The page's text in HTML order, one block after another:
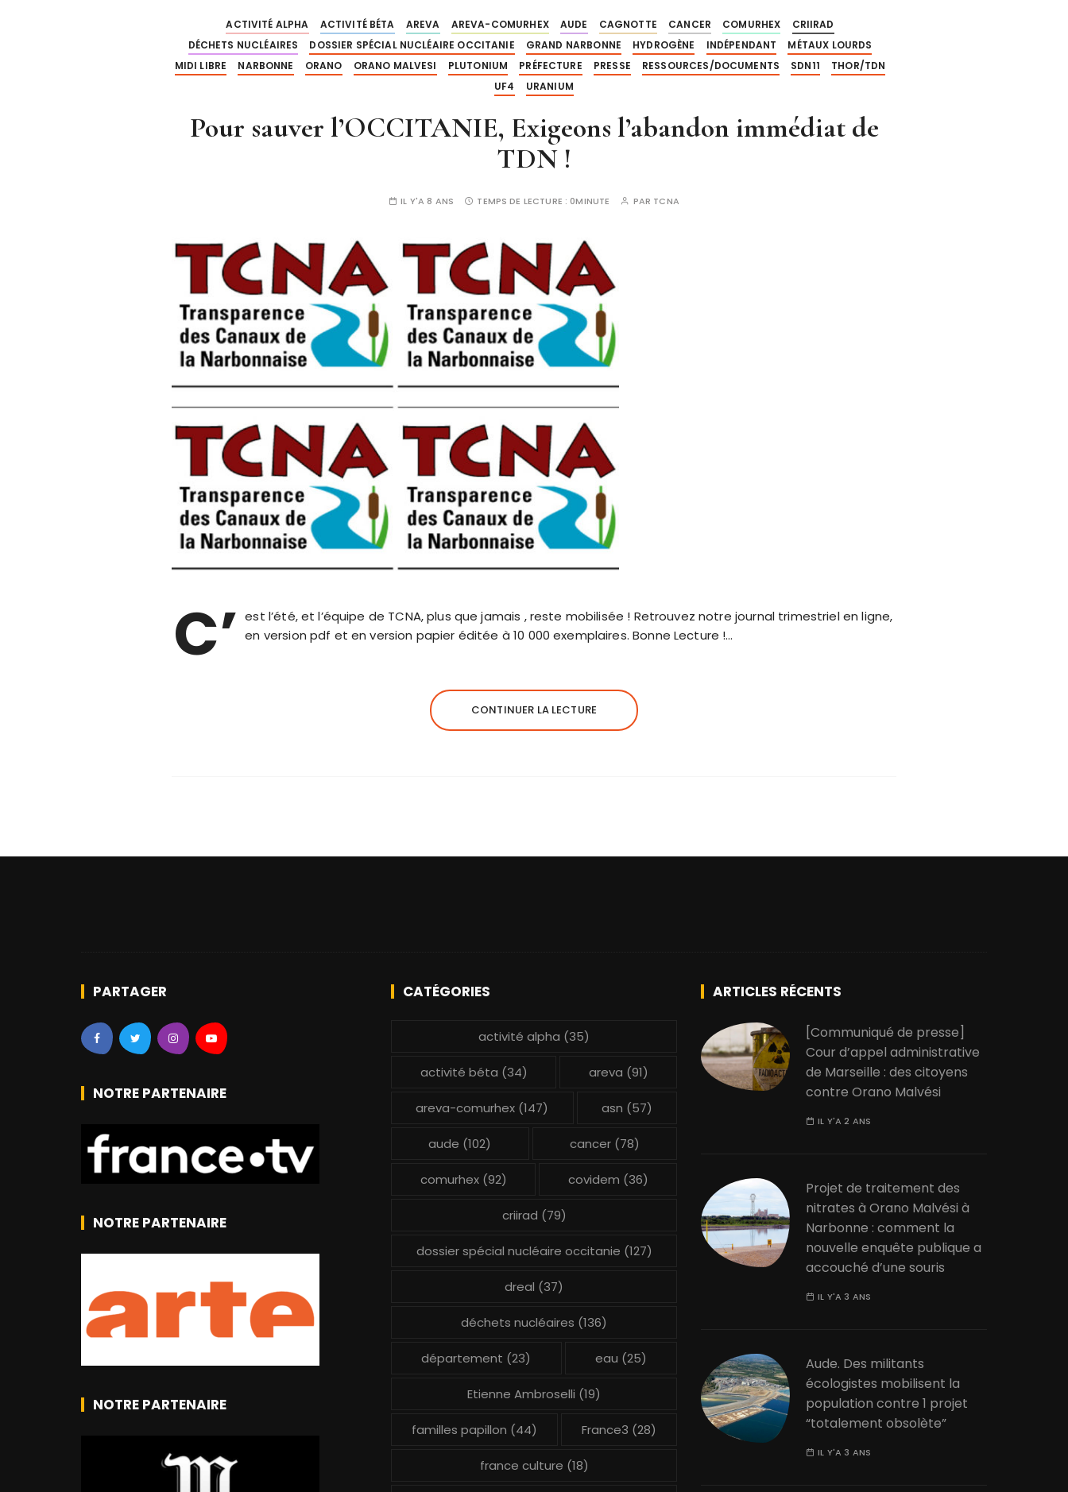
ACTIVITÉ ALPHA ACTIVITÉ BÉTA AREVA AREVA-COMURHEX AUDE CAGNOTTE CANCER COMURHEX
CRIIRAD
DÉCHETS NUCLÉAIRES
DOSSIER SPÉCIAL NUCLÉAIRE OCCITANIE GRAND NARBONNE HYDROGÈNE INDÉPENDANT
MÉTAUX LOURDS
MIDI LIBRE
NARBONNE ORANO ORANO MALVESI PLUTONIUM PRÉFECTURE PRESSE RESSOURCES/DOCUMENTS SDN11
THOR/TDN
UF4
URANIUM
Pour sauver l’OCCITANIE, Exigeons l’abandon immédiat de
TDN !
IL Y'A 8 ANS TEMPS DE LECTURE : 0MINUTE PAR TCNA
C’ est l’été, et l’équipe de TCNA, plus que jamais , reste mobilisée ! Retrouvez notre journal trimestriel en ligne,
en version pdf et en version papier éditée à 10 000 exemplaires. Bonne Lecture !…
CONTINUER LA LECTURE
PARTAGER
NOTRE PARTENAIRE
NOTRE PARTENAIRE
NOTRE PARTENAIRE
CATÉGORIES
activité alpha (35)
activité béta (34) areva (91)
areva-comurhex (147) asn (57)
aude (102) cancer(78)
comurhex(92) covidem (36)
criirad (79)
dossier spécial nucléaire occitanie (127)
dreal (37)
déchets nucléaires (136)
département (23) eau (25)
Etienne Ambroselli (19)
familles papillon (44) France3 (28)
france culture (18)
ARTICLES RÉCENTS
[Communiqué de presse]
Cour d’appel administrative
de Marseille : des citoyens
contre Orano Malvési
IL Y'A 2 ANS
Projet de traitement des
nitrates à Orano Malvési à
Narbonne : comment la
nouvelle enquête publique a
accouché d’une souris
IL Y'A 3 ANS
Aude. Des militants
écologistes mobilisent la
population contre 1 projet
“totalement obsolète”
IL Y'A 3 ANS